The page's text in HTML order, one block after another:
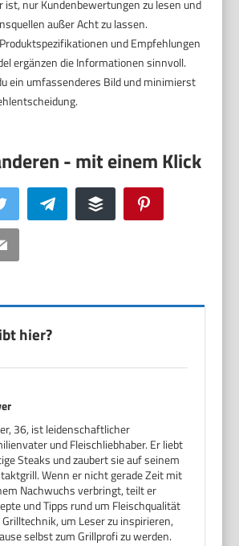
ist, nur Kundenbewertungen zu lesen und
außer Acht zu lassen.
und Empfehlungen
ergänzen die Informationen sinnvoll.
ein umfassenderes Bild und minimierst
Twitter Telegram Buffer
Email
hier?
36, ist leidenschaftlicher
und Fleischliebhaber. Er liebt
Steaks und zaubert sie auf seinem
Wenn er nicht gerade Zeit mit
Nachwuchs verbringt, teilt er
und Tipps rund um Fleischqualität
Grilltechnik, um Leser zu inspirieren,
selbst zum Grillprofi zu werden.